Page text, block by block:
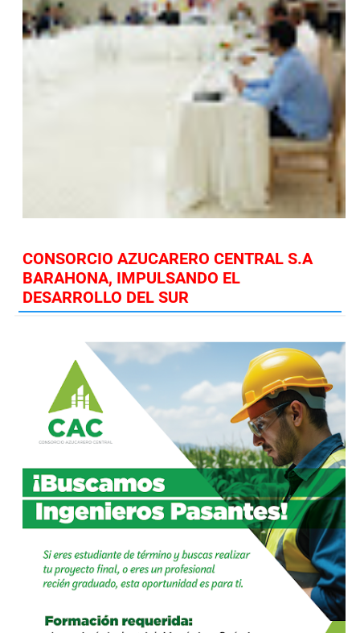
CONSORCIO AZUCARERO CENTRAL S.A
BARAHONA, IMPULSANDO EL
DESARROLLO DEL SUR